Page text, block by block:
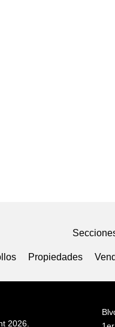
Propiedades
2026.